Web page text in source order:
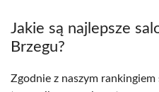
Jakie są najlepsze
Brzegu?
Zgodnie z naszym